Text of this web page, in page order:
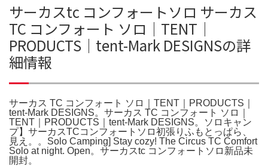
サーカスtc コンフォートソロ サーカス
TC コンフォート ソロ｜TENT｜
PRODUCTS｜tent-Mark DESIGNSの詳
細情報
サーカス TC コンフォート ソロ｜TENT｜PRODUCTS｜
tent-Mark DESIGNS。サーカス TC コンフォート ソロ｜
TENT｜PRODUCTS｜tent-Mark DESIGNS。ソロキャン
プ】サーカスTCコンフォートソロ初張りふもとっぱら、
見え。。Solo Camping] Stay cozy! The Circus TC Comfort
Solo at night. Open。サーカスtc コンフォートソロ新品未
開封。